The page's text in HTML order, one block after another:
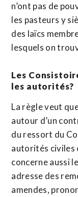
n’ont pas de
les pasteurs y
des laïcs
lesquels on
Les
les autorités?
La règle veut
autour d’un
du ressort du
autorités civiles
concerne aussi
adresse des
amendes,